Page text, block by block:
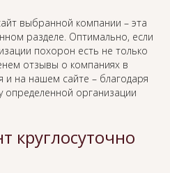
выбранной компании – эта
разделе. Оптимально, если
похорон есть не только
отзывы о компаниях в
и на нашем сайте – благодаря
определенной организации
круглосуточно